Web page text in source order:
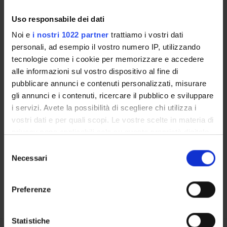
Uso responsabile dei dati
Noi e i nostri 1022 partner trattiamo i vostri dati
personali, ad esempio il vostro numero IP, utilizzando
tecnologie come i cookie per memorizzare e accedere
alle informazioni sul vostro dispositivo al fine di
pubblicare annunci e contenuti personalizzati, misurare
gli annunci e i contenuti, ricercare il pubblico e sviluppare
i servizi. Avete la possibilità di scegliere chi utilizza i
vostri dati e per quali scopi. Le vostre scelte in materia di
modificare o revocare il proprio consenso in qualsiasi
momento dalla Dichiarazione sui cookie o facendo clic
raccogliere informazioni sulla tua posizione
delNecessari
Preferenze
Statistiche
LABORATORI DI RICERCA
CENTRI DI RICERCA
BIBLIOTECHE
SPIN OFF E AZIENDE
Calendario